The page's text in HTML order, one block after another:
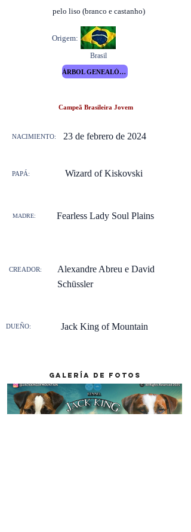
pelo liso (branco e castanho)
Origem:
Brasil
ÁRBOL GENEALÓGICO
Campeã Brasileira Jovem
23 de febrero de 2024
NACIMIENTO:
PAPÁ: Wizard of Kiskovski
MADRE: Fearless Lady Soul Plains
Alexandre Abreu e David
Schüssler
CREADOR:
DUEÑO: Jack King of Mountain
galería de fotos